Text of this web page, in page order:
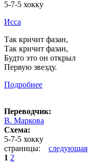
5-7-5 хокку
Исса
Так кричит фазан,
Так кричит фазан,
Будто это он открыл
Первую звезду.
Подробнее
Переводчик:
В. Маркова
Схема:
5-7-5 хокку
страницы: следующая
1 2